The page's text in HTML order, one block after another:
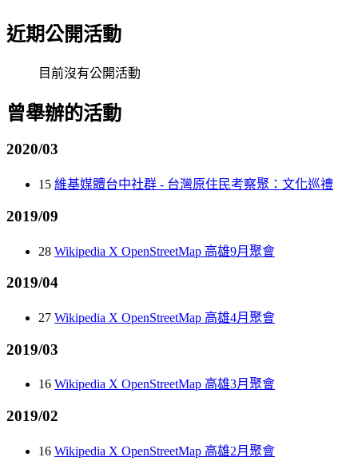
近期公開活動
目前沒有公開活動
曾舉辦的活動
2020/03
15 維基媒體台中社群 - 台灣原住民考察聚：文化巡禮
2019/09
28 Wikipedia X OpenStreetMap 高雄9月聚會
2019/04
27 Wikipedia X OpenStreetMap 高雄4月聚會
2019/03
16 Wikipedia X OpenStreetMap 高雄3月聚會
2019/02
16 Wikipedia X OpenStreetMap 高雄2月聚會